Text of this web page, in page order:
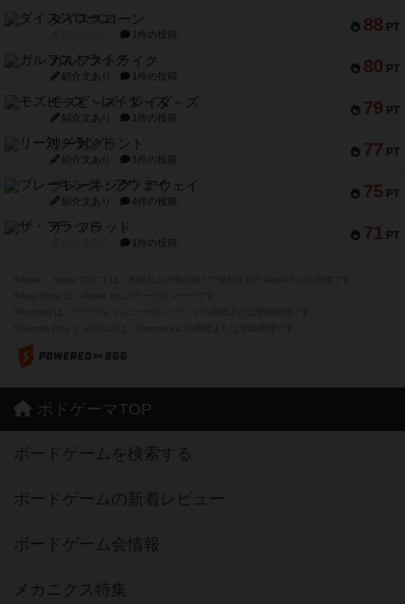
88 PT
ダイススローン
1件の投稿
80 PT
ガルフストライク
紹介文あり 1件の投稿
79 PT
モズビ－ズ・レイダ－ズ
紹介文あり 1件の投稿
77 PT
リー対グラント
紹介文あり 1件の投稿
75 PT
ブレーキング・アウェイ
紹介文あり 4件の投稿
71 PT
ザ・フラッド
1件の投稿
ボドゲーマTOP
ボードゲームを検索する
ボードゲームの新着レビュー
ボードゲーム会情報
メカニクス特集